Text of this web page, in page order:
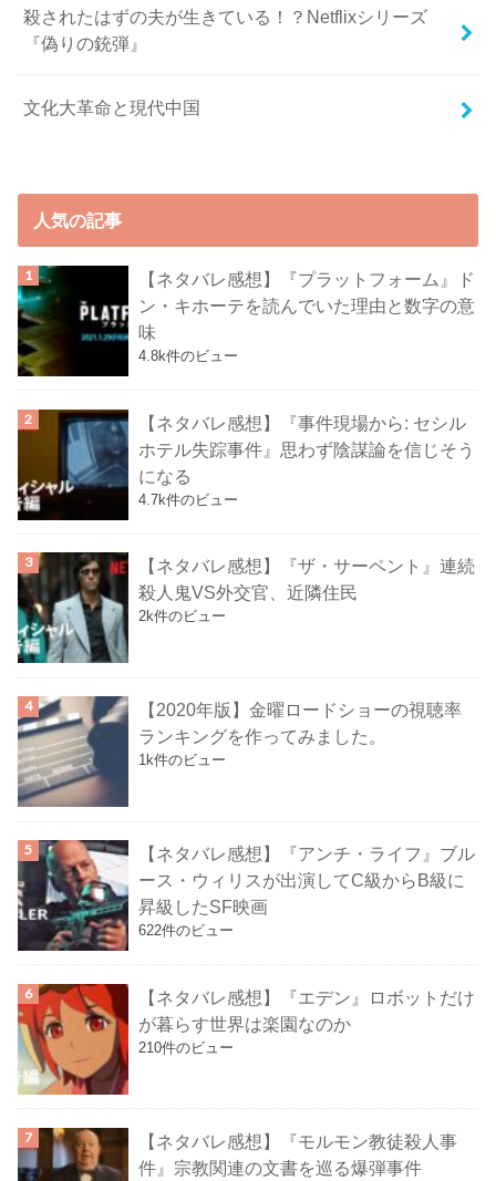
殺されたはずの夫が生きている！？Netflixシリーズ
『偽りの銃弾』
文化大革命と現代中国
人気の記事
【ネタバレ感想】『プラットフォーム』ド
ン・キホーテを読んでいた理由と数字の意
味
4.8k件のビュー
【ネタバレ感想】『事件現場から: セシル
ホテル失踪事件』思わず陰謀論を信じそう
になる
4.7k件のビュー
【ネタバレ感想】『ザ・サーペント』連続
殺人鬼VS外交官、近隣住民
2k件のビュー
【2020年版】金曜ロードショーの視聴率
ランキングを作ってみました。
1k件のビュー
【ネタバレ感想】『アンチ・ライフ』ブル
ース・ウィリスが出演してC級からB級に
昇級したSF映画
622件のビュー
【ネタバレ感想】『エデン』ロボットだけ
が暮らす世界は楽園なのか
210件のビュー
【ネタバレ感想】『モルモン教徒殺人事
件』宗教関連の文書を巡る爆弾事件